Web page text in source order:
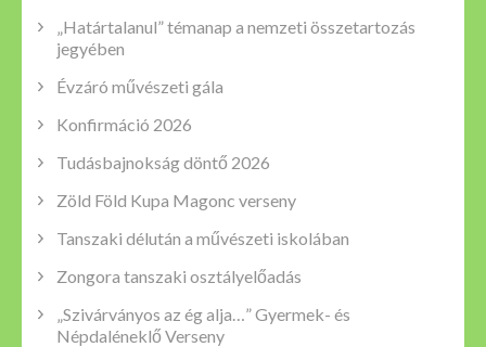
„Határtalanul” témanap a nemzeti összetartozás
jegyében
Évzáró művészeti gála
Konfirmáció 2026
Tudásbajnokság döntő 2026
Zöld Föld Kupa Magonc verseny
Tanszaki délután a művészeti iskolában
Zongora tanszaki osztályelőadás
„Szivárványos az ég alja…” Gyermek- és
Népdaléneklő Verseny